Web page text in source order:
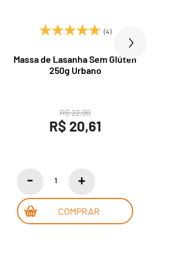
(4)
Massa de Lasanha Sem Glúten
250g Urbano
R$ 22,90
R$ 20,61
COMPRAR